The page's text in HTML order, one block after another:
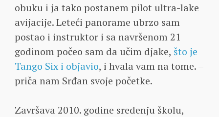
obuku i ja tako postanem pilot ultra-lake
avijacije. Leteći panorame ubrzo sam
postao i instruktor i sa navršenom 21
godinom počeo sam da učim djake, što je
Tango Six i objavio, i hvala vam na tome. –
priča nam Srđan svoje početke.
Završava 2010. godine sredenju školu,